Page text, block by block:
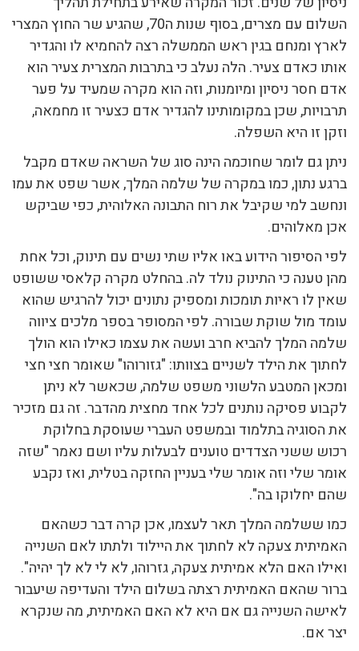
השלום עם מצרים, בסוף שנות ה70, שהגיע שר החוץ המצרי
לארץ ומנחם בגין ראש הממשלה רצה להחמיא לו והגדיר
אותו כאדם צעיר. הלה נעלב כי בתרבות המצרית צעיר הוא
אדם חסר ניסיון ומיומנות, וזה הוא מקרה שמעיד על פער
תרבויות, שכן במקומותינו להגדיר אדם כצעיר זו מחמאה,
וזקן זו היא השפלה.
ניתן גם לומר שחוכמה הינה סוג של השראה שאדם מקבל
ברגע נתון, כמו במקרה של שלמה המלך, אשר שפט את עמו
ונחשב למי שקיבל את רוח התבונה האלוהית, כפי שביקש
אכן מאלוהים.
לפי הסיפור הידוע באו אליו שתי נשים עם תינוק, וכל אחת
מהן טענה כי התינוק נולד לה. בהחלט מקרה קלאסי ששופט
שאין לו ראיות תומכות ומספיק נתונים יכול להרגיש שהוא
עומד מול שוקת שבורה. לפי המסופר בספר מלכים ציווה
שלמה המלך להביא חרב ועשה את עצמו כאילו הוא הולך
לחתוך את הילד לשניים בצוותו: "גזורוהו" שאומר חצי חצי
ומכאן המטבע הלשוני משפט שלמה, שכאשר לא ניתן
לקבוע פסיקה נותנים לכל אחד מחצית מהדבר. זה גם מזכיר
את הסוגיה בתלמוד ובמשפט העברי שעוסקת בחלוקת
רכוש ששני הצדדים טוענים לבעלות עליו ושם נאמר "שזה
אומר שלי וזה אומר שלי בעניין החזקה בטלית, ואז נקבע
שהם יחלוקו בה".
כמו ששלמה המלך תאר לעצמו, אכן קרה דבר כשהאם
האמיתית צעקה לא לחתוך את היילוד ולתתו לאם השנייה
ואילו האם הלא אמיתית צעקה, גזרוהו, לא לי לא לך יהיה".
ברור שהאם האמיתית רצתה בשלום הילד והעדיפה שיעבור
לאישה השנייה גם אם היא לא האם האמיתית, מה שנקרא
יצר אם.